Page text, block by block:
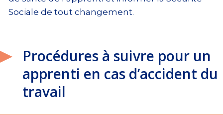
Sociale de tout changement.
Procédures à suivre pour un
apprenti en cas d’accident du
travail